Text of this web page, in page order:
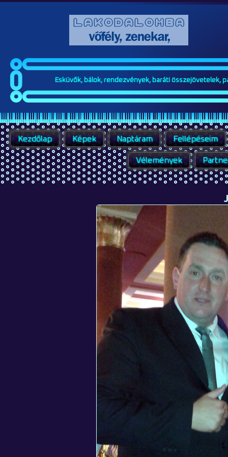
Esküvők, bálok, rendezvények, baráti összejövetelek,
Kezdőlap Képek Naptáram Fellépéseim
Vélemények